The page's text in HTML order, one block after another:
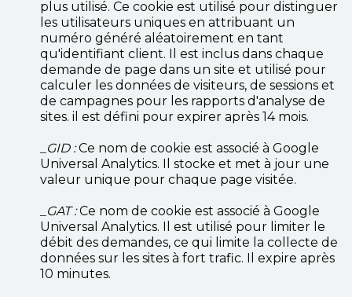
plus utilisé. Ce cookie est utilisé pour distinguer
les utilisateurs uniques en attribuant un
numéro généré aléatoirement en tant
qu'identifiant client. Il est inclus dans chaque
demande de page dans un site et utilisé pour
calculer les données de visiteurs, de sessions et
de campagnes pour les rapports d'analyse de
sites. il est défini pour expirer après 14 mois.
_GID :Ce nom de cookie est associé à Google
Universal Analytics. Il stocke et met à jour une
valeur unique pour chaque page visitée.
_GAT :Ce nom de cookie est associé à Google
Universal Analytics. Il est utilisé pour limiter le
débit des demandes, ce qui limite la collecte de
données sur les sites à fort trafic. Il expire après
10 minutes.